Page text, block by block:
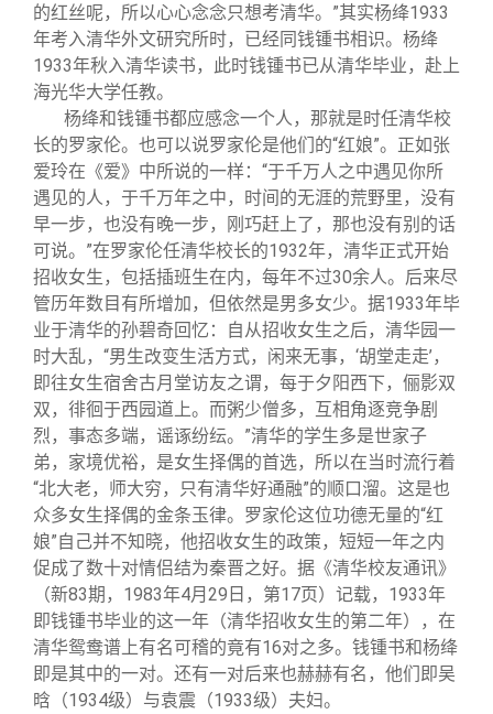
的红丝呢，所以心心念念只想考清华。”其实杨绛1933
年考入清华外文研究所时，已经同钱锺书相识。杨绛
1933年秋入清华读书，此时钱锺书已从清华毕业，赴上
海光华大学任教。
杨绛和钱锺书都应感念一个人，那就是时任清华校
长的罗家伦。也可以说罗家伦是他们的“红娘”。正如张
爱玲在《爱》中所说的一样：“于千万人之中遇见你所
遇见的人，于千万年之中，时间的无涯的荒野里，没有
早一步，也没有晚一步，刚巧赶上了，那也没有别的话
可说。”在罗家伦任清华校长的1932年，清华正式开始
招收女生，包括插班生在内，每年不过30余人。后来尽
管历年数目有所增加，但依然是男多女少。据1933年毕
业于清华的孙碧奇回忆：自从招收女生之后，清华园一
时大乱，“男生改变生活方式，闲来无事，‘胡堂走走’，
即往女生宿舍古月堂访友之谓，每于夕阳西下，俪影双
双，徘徊于西园道上。而粥少僧多，互相角逐竞争剧
烈，事态多端，谣诼纷纭。”清华的学生多是世家子
弟，家境优裕，是女生择偶的首选，所以在当时流行着
“北大老，师大穷，只有清华好通融”的顺口溜。这是也
众多女生择偶的金条玉律。罗家伦这位功德无量的“红
娘”自己并不知晓，他招收女生的政策，短短一年之内
促成了数十对情侣结为秦晋之好。据《清华校友通讯》
（新83期，1983年4月29日，第17页）记载，1933年
即钱锺书毕业的这一年（清华招收女生的第二年），在
清华鸳鸯谱上有名可稽的竟有16对之多。钱锺书和杨绛
即是其中的一对。还有一对后来也赫赫有名，他们即吴
晗（1934级）与袁震（1933级）夫妇。